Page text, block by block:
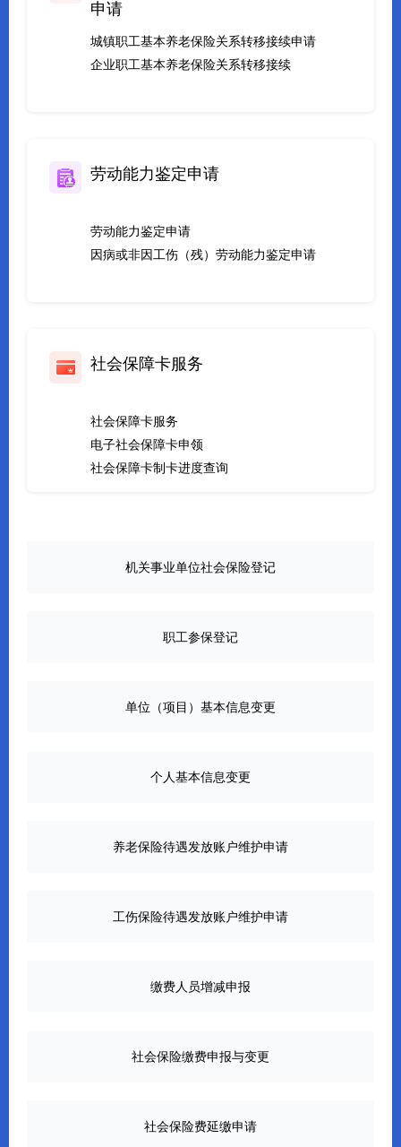
申请
城镇职工基本养老保险关系转移接续申请
企业职工基本养老保险关系转移接续
劳动能力鉴定申请
劳动能力鉴定申请
因病或非因工伤（残）劳动能力鉴定申请
社会保障卡服务
社会保障卡服务
电子社会保障卡申领
社会保障卡制卡进度查询
机关事业单位社会保险登记
职工参保登记
单位（项目）基本信息变更
个人基本信息变更
养老保险待遇发放账户维护申请
工伤保险待遇发放账户维护申请
缴费人员增减申报
社会保险缴费申报与变更
社会保险费延缴申请